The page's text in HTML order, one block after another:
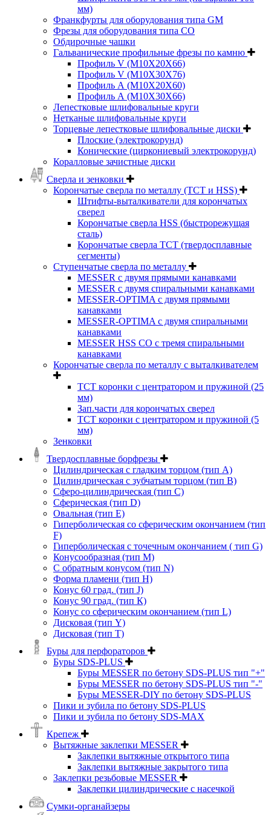
мм)
Франкфурты для оборудования типа GM
Фрезы для оборудования типа СО
Обдирочные чашки
Гальванические профильные фрезы по камню
Профиль V (M10X20X66)
Профиль V (M10X30X76)
Профиль А (М10Х20Х60)
Профиль А (М10Х30Х66)
Лепестковые шлифовальные круги
Нетканые шлифовальные круги
Торцевые лепестковые шлифовальные диски
Плоские (электрокорунд)
Конические (циркониевый электрокорунд)
Коралловые зачистные диски
Сверла и зенковки
Корончатые сверла по металлу (TCT и HSS)
Штифты-выталкиватели для корончатых
сверел
Корончатые сверла HSS (быстрорежущая
сталь)
Корончатые сверла TCT (твердосплавные
сегменты)
Ступенчатые сверла по металлу
MESSER с двумя прямыми канавками
MESSER с двумя спиральными канавками
MESSER-OPTIMA с двумя прямыми
канавками
MESSER-OPTIMA с двумя спиральными
канавками
MESSER HSS CО с тремя спиральными
канавками
Корончатые сверла по металлу c выталкивателем
ТСТ коронки с центратором и пружиной (25
мм)
Зап.части для корончатых сверел
ТСТ коронки с центратором и пружиной (5
мм)
Зенковки
Твердосплавные борфрезы
Цилиндрическая с гладким торцом (тип А)
Цилиндрическая с зубчатым торцом (тип В)
Сферо-цилиндрическая (тип С)
Сферическая (тип D)
Овальная (тип Е)
Гиперболическая со сферическим окончанием (тип
F)
Гиперболическая с точечным окончанием ( тип G)
Конусообразная (тип М)
C обратным конусом (тип N)
Форма пламени (тип H)
Конус 60 град. (тип J)
Конус 90 град. (тип К)
Конус со сферическим окончанием (тип L)
Дисковая (тип Y)
Дисковая (тип Т)
Буры для перфораторов
Буры SDS-PLUS
Буры MESSER по бетону SDS-PLUS тип "+"
Буры MESSER по бетону SDS-PLUS тип "-"
Буры MESSER-DIY по бетону SDS-PLUS
Пики и зубила по бетону SDS-PLUS
Пики и зубила по бетону SDS-MAX
Крепеж
Вытяжные заклепки MESSER
Заклепки вытяжные открытого типа
Заклепки вытяжные закрытого типа
Заклепки резьбовые MESSER
Заклепки цилиндрические с насечкой
Сумки-органайзеры